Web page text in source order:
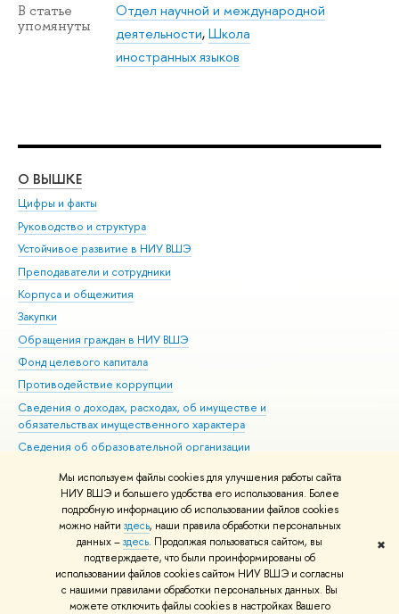
Мы используем файлы cookies для улучшения работы сайта
НИУ ВШЭ и большего удобства его использования. Более
подробную информацию об использовании файлов cookies
можно найти здесь, наши правила обработки персональных
данных –здесь. Продолжая пользоваться сайтом, вы
подтверждаете, что были проинформированы об
использовании файлов cookies сайтом НИУ ВШЭ и согласны
с нашими правилами обработки персональных данных. Вы
можете отключить файлы cookies в настройках Вашего
✖
В статье
упомянуты
Отдел научной и международной
деятельности,Школа
иностранных языков
О ВЫШКЕ
Цифры и факты
Руководство и структура
Устойчивое развитие в НИУ ВШЭ
Преподаватели и сотрудники
Корпуса и общежития
Закупки
Обращения граждан в НИУ ВШЭ
Фонд целевого капитала
Противодействие коррупции
Сведения о доходах, расходах, об имуществе и
обязательствах имущественного характера
Сведения об образовательной организации
Людям с ограниченными возможностями здоровья
Единая платежная страница
Работа в Вышке
© НИУ ВШЭ 1993–2026 Адреса и контакты Условия использования
материалов Политика конфиденциальности Карта сайта
Шрифты HSE Sans и HSE Slab разработаны вШколе дизайна НИУ ВШЭ